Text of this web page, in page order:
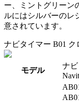
ー、ミントグリーン
ルにはシルバーのレ
意されています。
ナビタイマー B01 ク
モデル
ナ